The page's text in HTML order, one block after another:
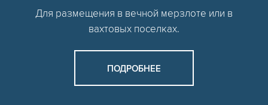
Для размещения в вечной мерзлоте или в
вахтовых поселках.
ПОДРОБНЕЕ